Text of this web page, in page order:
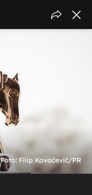
Foto: Filip Kovačević/PR